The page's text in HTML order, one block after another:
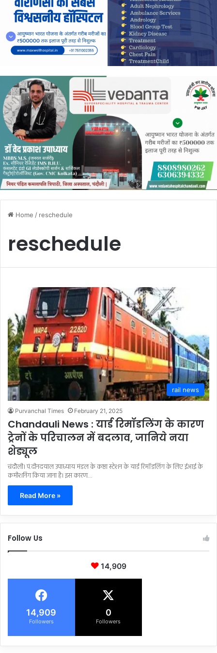
Home / reschedule
reschedule
rail news
Purvanchal Times February 21, 2025
Chandauli News : यार्ड रिमॉडलिंग के कारण
ट्रेनों के परिचालन में बदलाव, जानिये नया
शेड्यूल
चंदौली। पं.दीनदयाल उपाध्याय मंडल के कष्ठा स्टेशन के यार्ड रिमॉडलिंग के लिए ईआई के
कमीशनिंग किया जाना है। इस कारण…
Read More »
Follow Us
14,909
14,909
Followers
0
Followers